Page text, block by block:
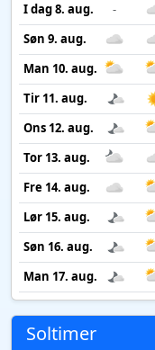
I dag 8. aug. -
Søn 9. aug.
Man 10. aug.
Tir 11. aug.
Ons 12. aug.
Tor 13. aug.
Fre 14. aug.
Lør 15. aug.
Søn 16. aug.
Man 17. aug.
Soltimer